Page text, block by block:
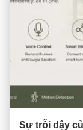
Sự trỗi dậy